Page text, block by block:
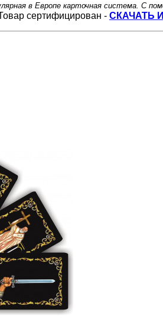
в Европе карточная система.
сертифицирован - СКАЧАТЬ